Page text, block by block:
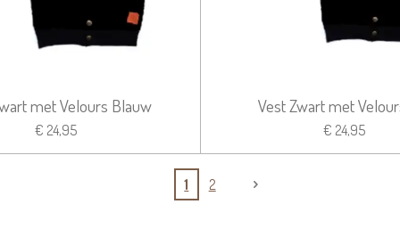
met Velours Blauw
€ 24,95
Vest Zwart met
€ 24,95
1 2